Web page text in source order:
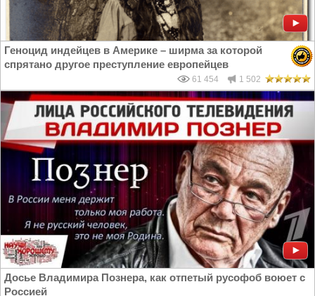
Геноцид индейцев в Америке – ширма за которой
спрятано другое преступление европейцев
61 454 1 502
Досье Владимира Познера, как отпетый русофоб воюет с
Россией